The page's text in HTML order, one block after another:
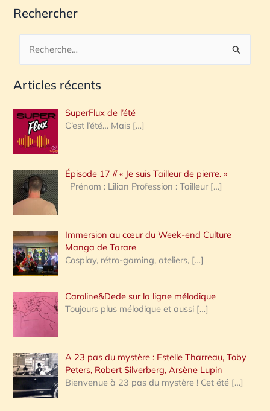
Rechercher
c
e
r
c
h
e
:
Articles récents
SuperFlux de l’été
C’est l’été… Mais […]
Épisode 17 // « Je suis Tailleur de pierre. »
Prénom : Lilian Profession : Tailleur […]
Immersion au cœur du Week-end Culture
Manga de Tarare
Cosplay, rétro-gaming, ateliers, […]
Caroline&Dede sur la ligne mélodique
Toujours plus mélodique et aussi […]
A 23 pas du mystère : Estelle Tharreau, Toby
Peters, Robert Silverberg, Arsène Lupin
Bienvenue à 23 pas du mystère ! Cet été […]